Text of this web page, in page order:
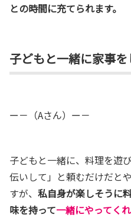
との時間に充てられます。
子どもと一緒に家事
ー－（Aさん）ー－
子どもと一緒に、料理を遊
伝いして」と頼むだけだと
すが、 私自身が楽しそうに
味を持って一緒にやってく